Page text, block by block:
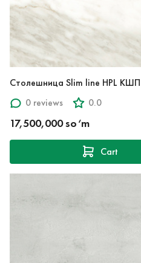
Столешница Slim line HPL
0 reviews
0.0
17,500,000 so‘m
Cart